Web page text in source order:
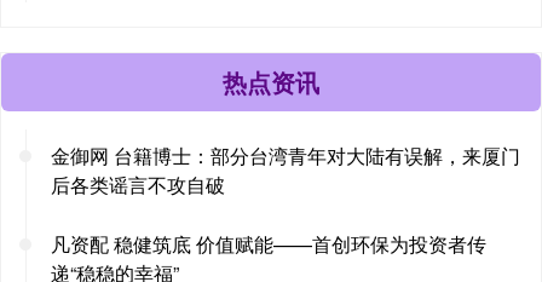
热点资讯
金御网 台籍博士：部分台湾青年对大陆有误解，来厦门
后各类谣言不攻自破
凡资配 稳健筑底 价值赋能——首创环保为投资者传
递“稳稳的幸福”